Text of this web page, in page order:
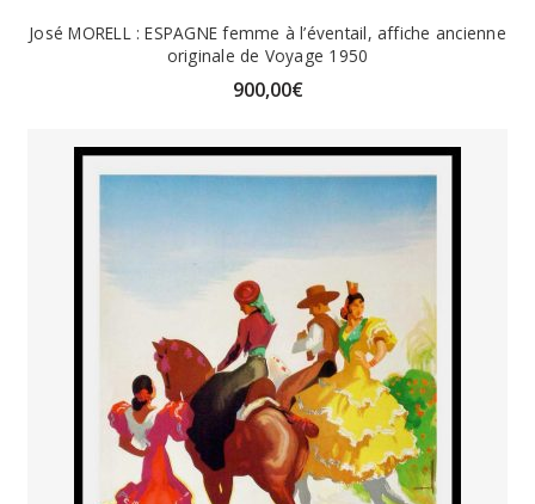
José MORELL : ESPAGNE femme à l’éventail, affiche ancienne
originale de Voyage 1950
900,00€